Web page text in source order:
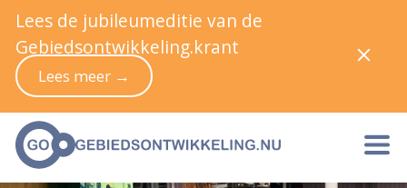
Lees de jubileumeditie van de
Gebiedsontwikkeling.krant
Lees meer →